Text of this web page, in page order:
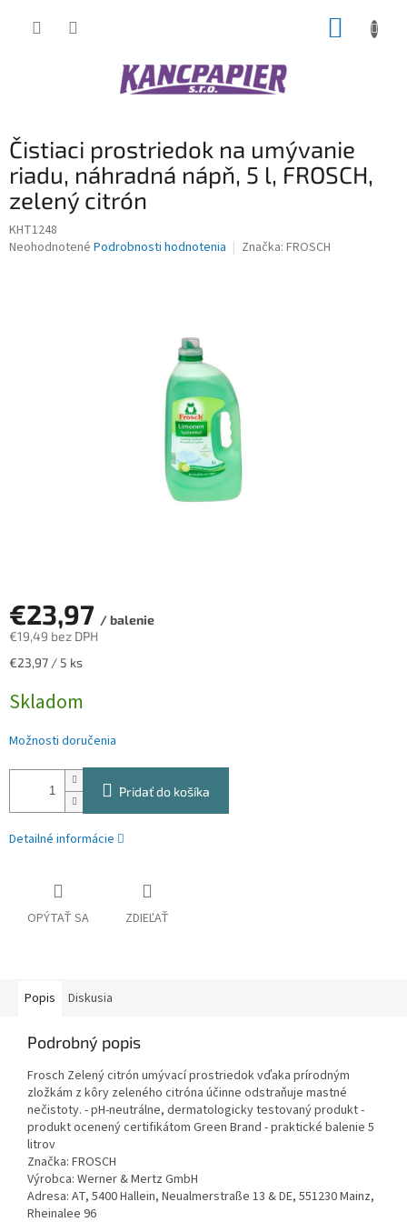
Čistiaci prostriedok na umývanie
riadu, náhradná nápň, 5 l, FROSCH,
zelený citrón
KHT1248
Priemerné
Neohodnotené Podrobnosti hodnotenia Značka: FROSCH
€23,97 / balenie
€19,49 bez DPH
Jednotková
€23,97 / 5 ks
Skladom
Možnosti doručenia
Pridať do košíka
Detailné informácie
OPÝTAŤ SA ZDIEĽAŤ
Popis Diskusia
Podrobný popis
Frosch Zelený citrón umývací prostriedok vďaka prírodným
zložkám z kôry zeleného citróna účinne odstraňuje mastné
nečistoty. - pH-neutrálne, dermatologicky testovaný produkt -
produkt ocenený certifikátom Green Brand - praktické balenie 5
litrov
Značka: FROSCH
Výrobca: Werner & Mertz GmbH
Adresa: AT, 5400 Hallein, Neualmerstraße 13 & DE, 551230 Mainz,
Rheinalee 96